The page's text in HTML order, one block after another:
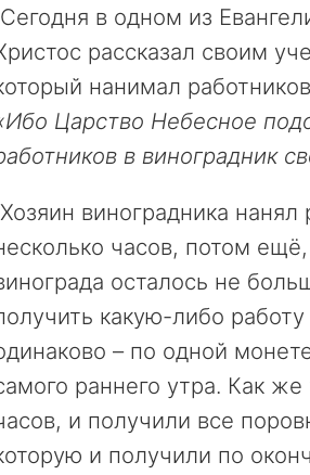
Сегодня в одном из
рассказал своим
нанимал
Царство Небесное
в виноградник
Хозяин виноградника
часов, потом
осталось не
какую-либо
– по одной
раннего утра. Как
и получили все
и получили по